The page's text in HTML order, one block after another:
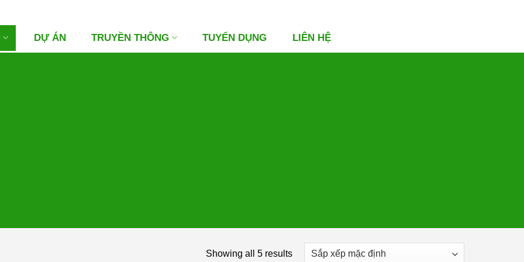
DỰ ÁN TRUYỀN THÔNG TUYỂN DỤNG LIÊN HỆ
Showing all 5 results